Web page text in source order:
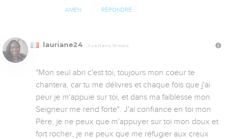
AMEN RÉPONDRE
lauriane24 Il y a 11 ans, 10 mois
"Mon seul abri c'est toi, toujours mon coeur te
chantera, car tu me délivres et chaque fois que j'ai
peur je m'appuie sur toi, et dans ma faiblesse mon
Seigneur me rend forte". J'ai confiance en toi mon
Père, je ne peux que m'appuyer sur toi mon doux et
fort rocher, je ne peux que me réfugier aux creux